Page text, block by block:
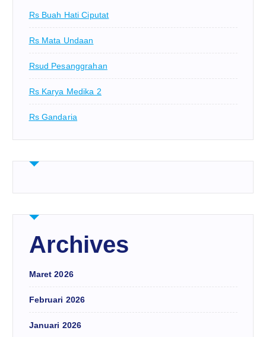
Rs Buah Hati Ciputat
Rs Mata Undaan
Rsud Pesanggrahan
Rs Karya Medika 2
Rs Gandaria
Archives
Maret 2026
Februari 2026
Januari 2026